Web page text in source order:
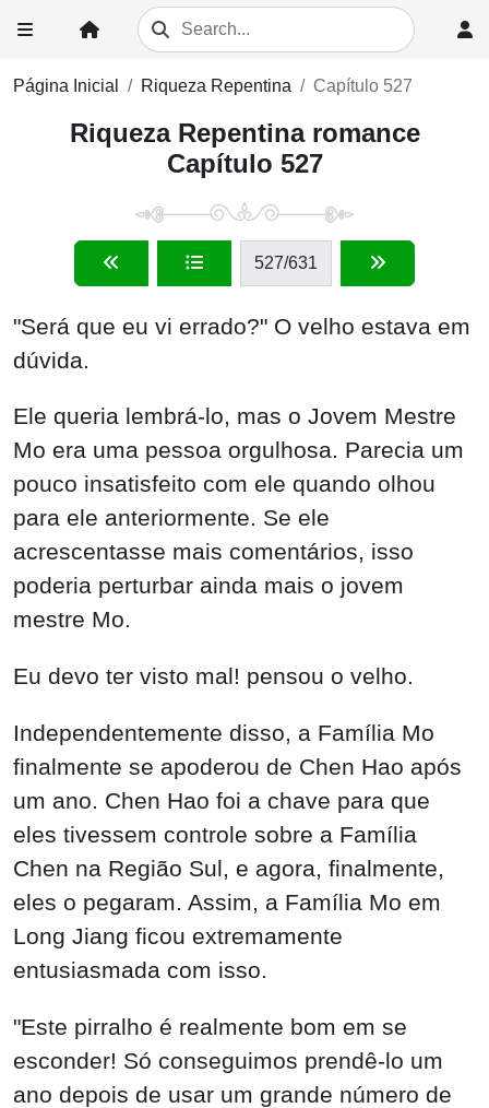
Página Inicial Riqueza Repentina Capítulo 527
Riqueza Repentina romance
Capítulo 527
527/631
"Será que eu vi errado?" O velho estava em
dúvida.
Ele queria lembrá-lo, mas o Jovem Mestre
Mo era uma pessoa orgulhosa. Parecia um
pouco insatisfeito com ele quando olhou
para ele anteriormente. Se ele
acrescentasse mais comentários, isso
poderia perturbar ainda mais o jovem
mestre Mo.
Eu devo ter visto mal! pensou o velho.
Independentemente disso, a Família Mo
finalmente se apoderou de Chen Hao após
um ano. Chen Hao foi a chave para que
eles tivessem controle sobre a Família
Chen na Região Sul, e agora, finalmente,
eles o pegaram. Assim, a Família Mo em
Long Jiang ficou extremamente
entusiasmada com isso.
"Este pirralho é realmente bom em se
esconder! Só conseguimos prendê-lo um
ano depois de usar um grande número de